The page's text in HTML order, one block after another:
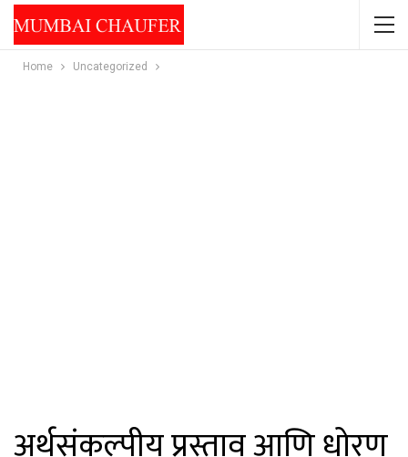
Home Uncategorized
अर्थसंकल्पीय प्रस्ताव आणि धोरण